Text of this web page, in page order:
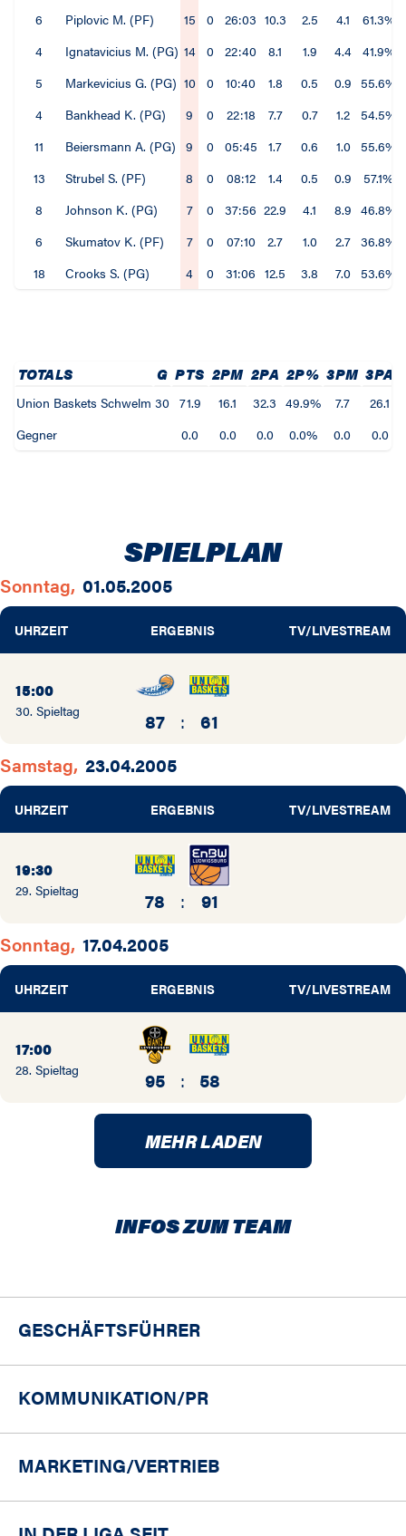
6
Piplovic M. (PF) 15 0 26:03 10.3 2.5 4.1
61.3%
4
Ignatavicius M. (PG) 14 0 22:40 8.1 1.9 4.4 41.9%
5
Markevicius G. (PG) 10 0 10:40 1.8 0.5 0.9 55.6%
4
Bankhead K. (PG) 9 0 22:18 7.7 0.7 1.2
54.5%
11
Beiersmann A. (PG) 9 0 05:45 1.7 0.6 1.0
55.6%
13
Strubel S. (PF) 8 0 08:12 1.4 0.5 0.9
57.1%
8
Johnson K. (PG) 7 0 37:56 22.9 4.1 8.9 46.8%
6
Skumatov K. (PF) 7 0 07:10 2.7 1.0 2.7 36.8%
18
Crooks S. (PG) 4 0 31:06 12.5 3.8 7.0 53.6%
TOTALS G PTS 2PM 2PA 2P% 3PM 3PA
Union Baskets Schwelm 30 71.9 16.1 32.3 49.9% 7.7 26.1
Gegner
0.0 0.0 0.0 0.0% 0.0 0.0
SPIELPLAN
Sonntag, 01.05.2005
UHRZEIT ERGEBNIS TV/LIVESTREAM
15:00
30. Spieltag 87 :
61
Samstag, 23.04.2005
UHRZEIT ERGEBNIS TV/LIVESTREAM
19:30
29. Spieltag 78 :
91
Sonntag, 17.04.2005
UHRZEIT ERGEBNIS TV/LIVESTREAM
17:00
28. Spieltag 95 : 58
MEHR LADEN
INFOS ZUM TEAM
GESCHÄFTSFÜHRER
KOMMUNIKATION/PR
MARKETING/VERTRIEB